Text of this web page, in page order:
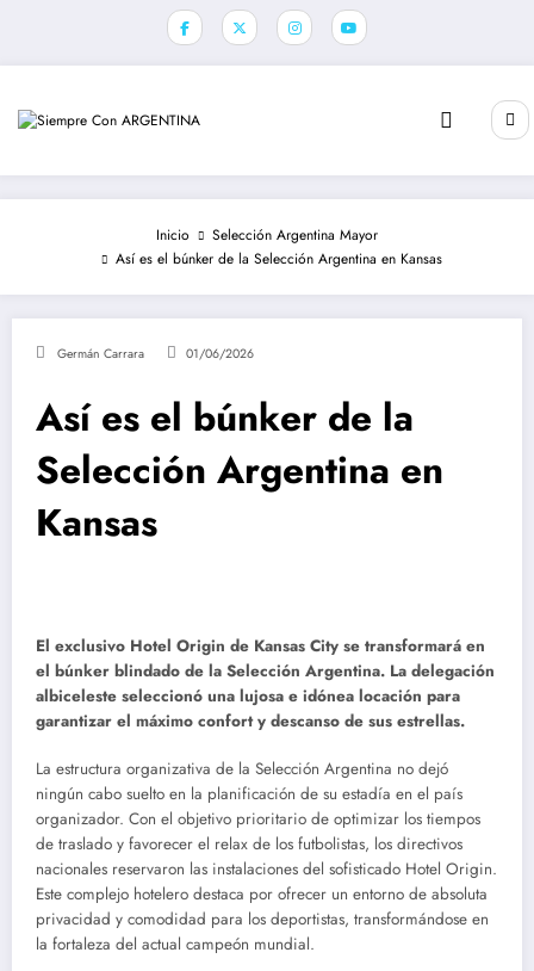
Inicio
Selección Argentina Mayor
Así es el búnker de la Selección Argentina en Kansas
Germán Carrara 01/06/2026
Así es el búnker de la
Selección Argentina en
Kansas
El exclusivo Hotel Origin de Kansas City se transformará en
el búnker blindado de la Selección Argentina. La delegación
albiceleste seleccionó una lujosa e idónea locación para
garantizar el máximo confort y descanso de sus estrellas.
La estructura organizativa de la Selección Argentina no dejó
ningún cabo suelto en la planificación de su estadía en el país
organizador. Con el objetivo prioritario de optimizar los tiempos
de traslado y favorecer el relax de los futbolistas, los directivos
nacionales reservaron las instalaciones del sofisticado Hotel Origin.
Este complejo hotelero destaca por ofrecer un entorno de absoluta
privacidad y comodidad para los deportistas, transformándose en
la fortaleza del actual campeón mundial.